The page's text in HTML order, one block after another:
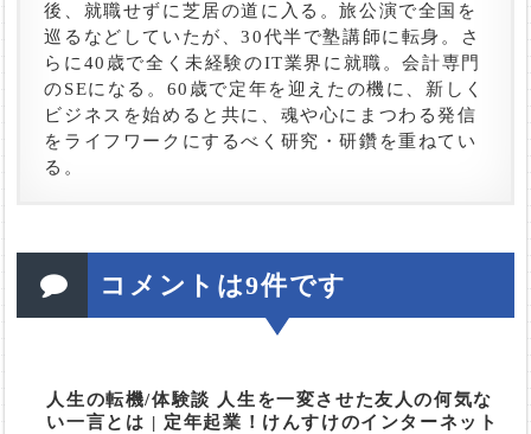
後、就職せずに芝居の道に入る。旅公演で全国を
巡るなどしていたが、30代半で塾講師に転身。さ
らに40歳で全く未経験のIT業界に就職。会計専門
のSEになる。60歳で定年を迎えたの機に、新しく
ビジネスを始めると共に、魂や心にまつわる発信
をライフワークにするべく研究・研鑽を重ねてい
る。
コメントは9件です
人生の転機/体験談 人生を一変させた友人の何気な
い一言とは | 定年起業！けんすけのインターネット